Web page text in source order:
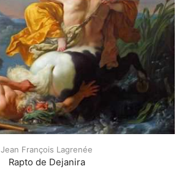
Jean François Lagrenée
Rapto de Dejanira